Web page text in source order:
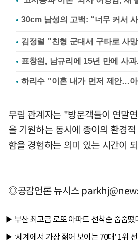
김정렬 "친형 군대서 구타로 사
표창원, 남규리에 15년 만에 사
하리수 "이혼 내가 먼저 제안…
무림 관계자는 "방문객들이 연말
을 기원하는 동시에 종이의 환경
함을 경험하는 의미 있는 시간이
◎공감언론 뉴시스